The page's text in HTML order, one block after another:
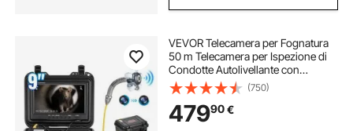
VEVOR Telecamera per Fognatura
50 m Telecamera per Ispezione di
Condotte Autolivellante con
Schermo 1080P 228,6 mm Zoom
36X, Telecamera Idraulica
Impermeabile IP68 con Luci-12 LED,
Scheda da 32 GB
(750)
47990€